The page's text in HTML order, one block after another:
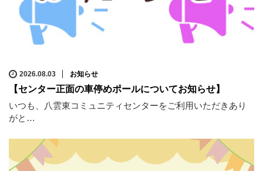
2026.08.03 お知らせ
【センター正面の車停めポールについてお知らせ】
いつも、八雲東コミュニティセンターをご利用いただきあり
がと…